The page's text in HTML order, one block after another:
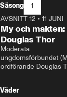
Säsong 1
AVSNITT 12 • 11 JUNI
My och makten:
Douglas Thor
Moderata
ungdomsförbundet
ordförande Douglas
tonårsutvisningarna
Väder